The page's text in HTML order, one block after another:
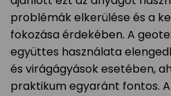
problémák elkerülése és a
fokozása érdekében. A
együttes használata
és virágágyások esetében,
praktikum egyaránt fontos.